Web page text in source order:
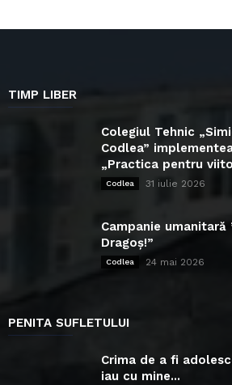
TIMP LIBER
Colegiul Tehnic
Codlea”
„Practica pentru
Codlea 31 iulie 2026
Campanie umanitară
Dragoș!”
Codlea 24 mai 2026
PENITA SUFLETULUI
Crima de a fi
iau cu mine...